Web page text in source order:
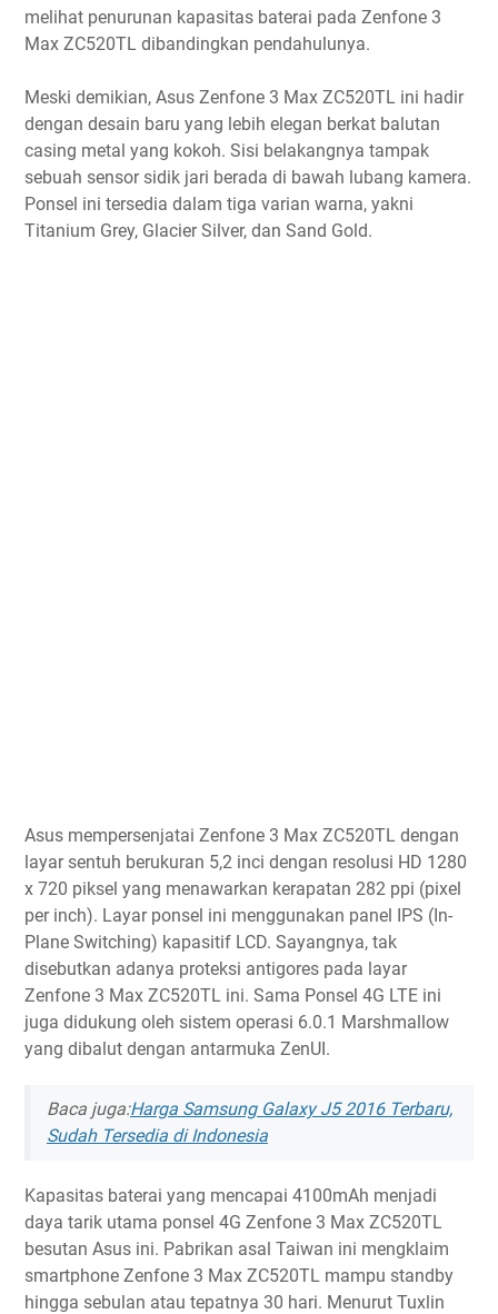
melihat penurunan kapasitas baterai pada Zenfone 3
Max ZC520TL dibandingkan pendahulunya.
Meski demikian, Asus Zenfone 3 Max ZC520TL ini hadir
dengan desain baru yang lebih elegan berkat balutan
casing metal yang kokoh. Sisi belakangnya tampak
sebuah sensor sidik jari berada di bawah lubang kamera.
Ponsel ini tersedia dalam tiga varian warna, yakni
Titanium Grey, Glacier Silver, dan Sand Gold.
Asus mempersenjatai Zenfone 3 Max ZC520TL dengan
layar sentuh berukuran 5,2 inci dengan resolusi HD 1280
x 720 piksel yang menawarkan kerapatan 282 ppi (pixel
per inch). Layar ponsel ini menggunakan panel IPS (In-
Plane Switching) kapasitif LCD. Sayangnya, tak
disebutkan adanya proteksi antigores pada layar
Zenfone 3 Max ZC520TL ini. Sama Ponsel 4G LTE ini
juga didukung oleh sistem operasi 6.0.1 Marshmallow
yang dibalut dengan antarmuka ZenUI.
Baca juga:Harga Samsung Galaxy J5 2016 Terbaru,
Sudah Tersedia di Indonesia
Kapasitas baterai yang mencapai 4100mAh menjadi
daya tarik utama ponsel 4G Zenfone 3 Max ZC520TL
besutan Asus ini. Pabrikan asal Taiwan ini mengklaim
smartphone Zenfone 3 Max ZC520TL mampu standby
hingga sebulan atau tepatnya 30 hari. Menurut Tuxlin